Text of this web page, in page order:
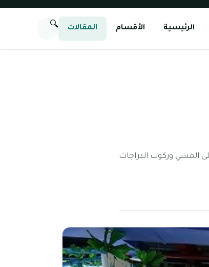
الرئيسية الأقسام المقالات 🔍
المشي وركوب الدراجات